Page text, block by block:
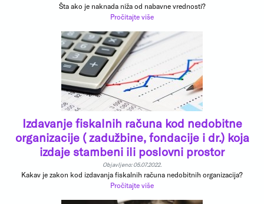
Šta ako je naknada niža od nabavne vrednosti?
Pročitajte više
Izdavanje fiskalnih računa kod nedobitne
organizacije ( zadužbine, fondacije i dr.) koja
izdaje stambeni ili poslovni prostor
Objavljeno: 05.07.2022.
Kakav je zakon kod izdavanja fiskalnih računa nedobitnih organizacija?
Pročitajte više